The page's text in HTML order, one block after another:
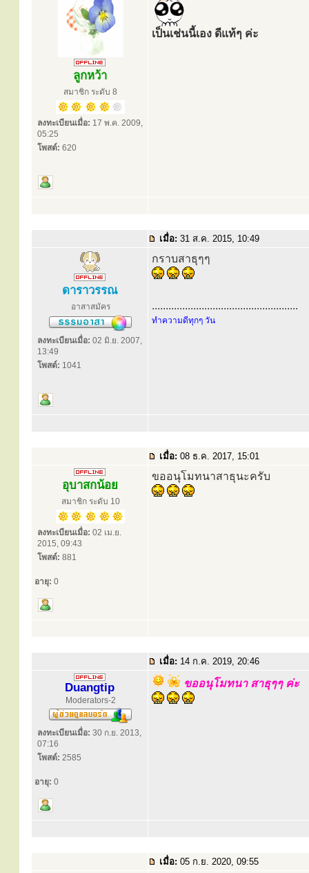
ลูกหว้า
สมาชิก ระดับ 8
ลงทะเบียนเมื่อ: 17 พ.ค. 2009,
05:25
โพสต์: 620
เป็นเช่นนี้เอง ดีแท้ๆ ค่ะ
เมื่อ: 31 ส.ค. 2015, 10:49
ดาราวรรณ
อาสาสมัคร
ลงทะเบียนเมื่อ: 02 มิ.ย. 2007,
13:49
โพสต์: 1041
กราบสาธุๆๆ
.....................................................
ทำความดีทุกๆ วัน
เมื่อ: 08 ธ.ค. 2017, 15:01
อุบาสกน้อย
สมาชิก ระดับ 10
ลงทะเบียนเมื่อ: 02 เม.ย.
2015, 09:43
โพสต์: 881
อายุ: 0
ขออนุโมทนาสาธุนะครับ
เมื่อ: 14 ก.ค. 2019, 20:46
Duangtip
Moderators-2
ลงทะเบียนเมื่อ: 30 ก.ย. 2013,
07:16
โพสต์: 2585
อายุ: 0
ขออนุโมทนา สาธุๆๆ ค่ะ
เมื่อ: 05 ก.ย. 2020, 09:55